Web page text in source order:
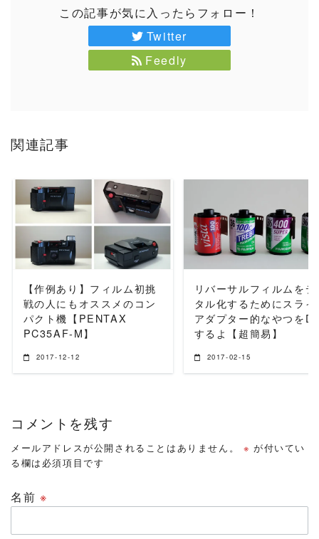
この記事が気に入ったらフォロー！
Twitter
Feedly
関連記事
READ MORE
【作例あり】フィルム初挑
戦の人にもオススメのコン
パクト機【PENTAX
PC35AF-M】
2017-12-12
READ MORE
リバーサルフィルムをデ
タル化するためにスライ
アダプター的なやつを
するよ【超簡易】
2017-02-15
コメントを残す
メールアドレスが公開されることはありません。 ※ が付いてい
る欄は必須項目です
名前 ※